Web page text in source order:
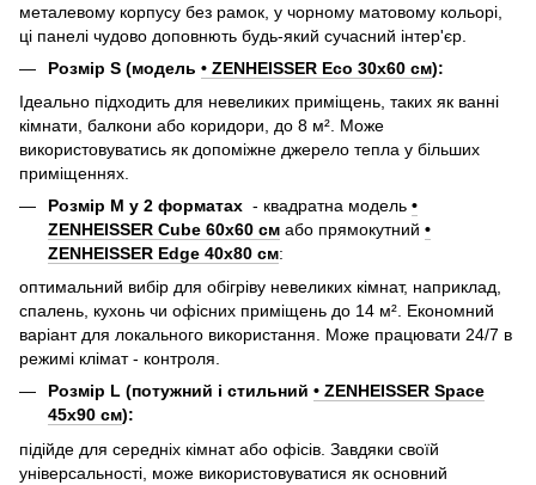
металевому корпусу без рамок, у чорному матовому кольорі,
ці панелі чудово доповнють будь-який сучасний інтер'єр.
Розмір S (модель • ZENHEISSER Eco 30x60 см):
Ідеально підходить для невеликих приміщень, таких як ванні
кімнати, балкони або коридори, до 8 м². Може
використовуватись як допоміжне джерело тепла у більших
приміщеннях.
Розмір M у 2 форматах - квадратна модель •
ZENHEISSER Cube 60x60 см або прямокутний •
ZENHEISSER Edge 40х80 см:
оптимальний вибір для обігріву невеликих кімнат, наприклад,
спалень, кухонь чи офісних приміщень до 14 м². Економний
варіант для локального використання. Може працювати 24/7 в
режимі клімат - контроля.
Розмір L (потужний і стильний • ZENHEISSER Space
45x90 см):
підійде для середніх кімнат або офісів. Завдяки своїй
універсальності, може використовуватися як основний